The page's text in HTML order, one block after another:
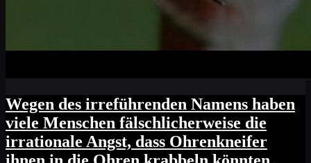
Wegen des irreführenden Namens haben
viele Menschen fälschlicherweise die
irrationale Angst, dass Ohrenkneifer